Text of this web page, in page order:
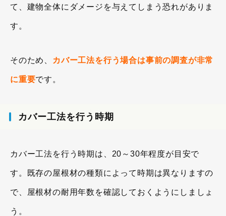
て、建物全体にダメージを与えてしまう恐れがありま
す。
そのため、 カバー工法を行う場合は事前の調査が非常
に重要です。
カバー工法を行う時期
カバー工法を行う時期は、20～30年程度が目安で
す。既存の屋根材の種類によって時期は異なりますの
で、屋根材の耐用年数を確認しておくようにしましょ
う。